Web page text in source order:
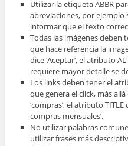
Utilizar la etiqueta ABBR
abreviaciones, por ejemplo
informar que el texto
Todas las imágenes deben
que hace referencia la
dice ‘Aceptar’, el atributo
requiere mayor detalle se
Los links deben tener el
que genera el click, más
‘compras’, el atributo
compras mensuales’.
No utilizar palabras
utilizar frases más